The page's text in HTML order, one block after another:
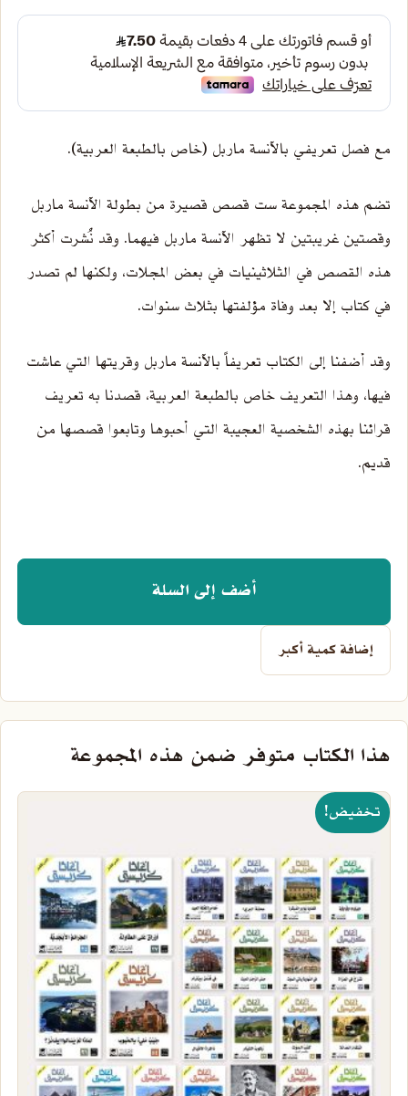
مع فصل تعريفي بالآنسة ماربل (خاص بالطبعة العربية).
تضم هذه المجموعة ست قصص قصيرة من بطولة الآنسة ماربل
وقصتين غريبتين لا تظهر الآنسة ماربل فيهما. وقد نُشرت أكثر
هذه القصص في الثلاثينيات في بعض المجلات، ولكنها لم تصدر
في كتاب إلا بعد وفاة مؤلفتها بثلاث سنوات.
وقد أضفنا إلى الكتاب تعريفاً بالآنسة ماربل وقريتها التي عاشت
فيها، وهذا التعريف خاص بالطبعة العربية، قصدنا به تعريف
قرائنا بهذه الشخصية العجيبة التي أحبوها وتابعوا قصصها من
قديم.
أضف إلى السلة
إضافة كمية أكبر
هذا الكتاب متوفر ضمن هذه المجموعة
تخفيض!